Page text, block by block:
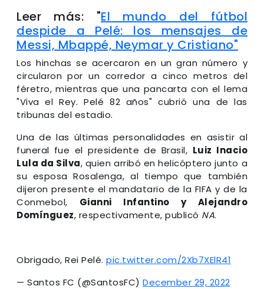
Leer más: "El mundo del fútbol
despide a Pelé: los mensajes de
Messi, Mbappé, Neymar y Cristiano"
Los hinchas se acercaron en un gran número y
circularon por un corredor a cinco metros del
féretro, mientras que una pancarta con el lema
"Viva el Rey. Pelé 82 años" cubrió una de las
tribunas del estadio.
Una de las últimas personalidades en asistir al
funeral fue el presidente de Brasil, Luiz Inacio
Lula da Silva, quien arribó en helicóptero junto a
su esposa Rosalenga, al tiempo que también
dijeron presente el mandatario de la FIFA y de la
Conmebol, Gianni Infantino y Alejandro
Domínguez, respectivamente, publicó NA.
Obrigado, Rei Pelé. pic.twitter.com/2Xb7XElR41
— Santos FC (@SantosFC) December 29, 2022